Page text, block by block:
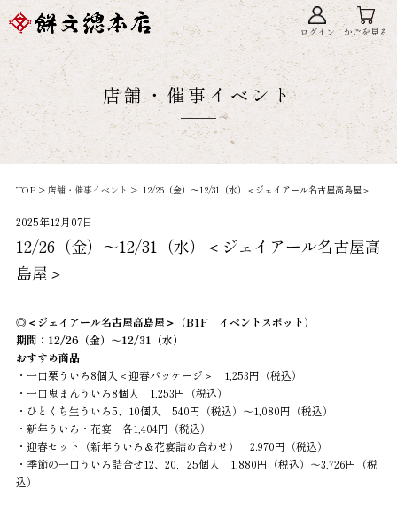
ログイン かごを見る
店舗・催事イベント
TOP > 店舗・催事イベント > 12/26（金）～12/31（水）＜ジェイアール名古屋高島屋＞
2025年12月07日
12/26（金）～12/31（水）＜ジェイアール名古屋高
島屋＞
◎＜ジェイアール名古屋高島屋＞（B1F イベントスポット）
期間：12/26（金）～12/31（水）
おすすめ商品
・一口栗ういろ8個入＜迎春パッケージ＞ 1,253円（税込）
・一口鬼まんういろ8個入 1,253円（税込）
・ひとくち生ういろ5、10個入 540円（税込）～1,080円（税込）
・新年ういろ・花宴 各1,404円（税込）
・迎春セット（新年ういろ＆花宴詰め合わせ） 2.970円（税込）
・季節の一口ういろ詰合せ12、20，25個入 1,880円（税込）～3,726円（税
込）